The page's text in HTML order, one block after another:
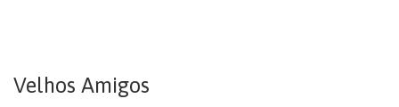
Velhos Amigos